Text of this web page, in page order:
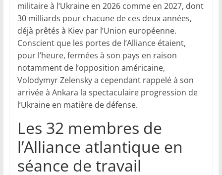
militaire à l’Ukraine en 2026 comme en 2027, dont
30 milliards pour chacune de ces deux années,
déjà prêtés à Kiev par l’Union européenne.
Conscient que les portes de l’Alliance étaient,
pour l’heure, fermées à son pays en raison
notamment de l’opposition américaine,
Volodymyr Zelensky a cependant rappelé à son
arrivée à Ankara la spectaculaire progression de
l’Ukraine en matière de défense.
Les 32 membres de
l’Alliance atlantique en
séance de travail